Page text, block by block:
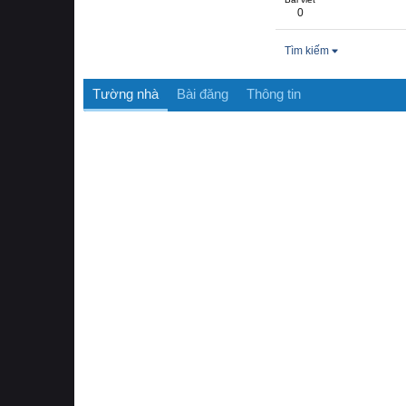
0
Tìm kiếm
Tường nhà Bài đăng Thông tin